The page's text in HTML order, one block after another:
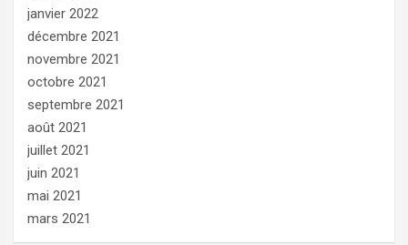
janvier 2022
décembre 2021
novembre 2021
octobre 2021
septembre 2021
août 2021
juillet 2021
juin 2021
mai 2021
mars 2021